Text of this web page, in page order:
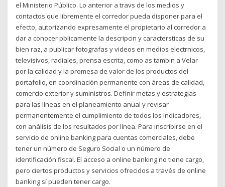
el Ministerio Público. Lo anterior a travs de los medios y
contactos que libremente el corredor pueda disponer para el
efecto, autorizando expresamente el propietario al corredor a
dar a conocer pblicamente la descripcin y caractersticas de su
bien raz, a publicar fotografas y videos en medios electrnicos,
televisivos, radiales, prensa escrita, como as tambin a Velar
por la calidad y la promesa de valor de los productos del
portafolio, en coordinación permanente con áreas de calidad,
comercio exterior y suministros. Definir metas y estrategias
para las líneas en el planeamiento anual y revisar
permanentemente el cumplimiento de todos los indicadores,
con análisis de los resultados por línea. Para inscribirse en el
servicio de online banking para cuentas comerciales, debe
tener un número de Seguro Social o un número de
identificación fiscal. El acceso a online banking no tiene cargo,
pero ciertos productos y servicios ofrecidos a través de online
banking sí pueden tener cargo.